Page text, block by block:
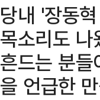
당내 '장동
목소리도
흔드는 분
을 언급한